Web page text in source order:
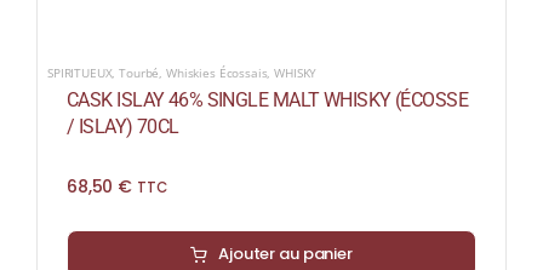
SPIRITUEUX,Tourbé, Whiskies Écossais,WHISKY
CASK ISLAY 46% SINGLE MALT WHISKY (ÉCOSSE
/ ISLAY) 70CL
68,50 € TTC
Ajouter au panier